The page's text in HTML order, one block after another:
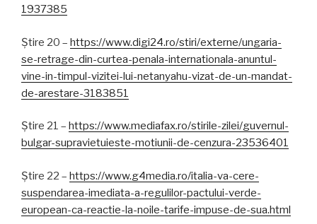
1937385
Știre 20 – https://www.digi24.ro/stiri/externe/ungaria-
se-retrage-din-curtea-penala-internationala-anuntul-
vine-in-timpul-vizitei-lui-netanyahu-vizat-de-un-mandat-
de-arestare-3183851
Știre 21 – https://www.mediafax.ro/stirile-zilei/guvernul-
bulgar-supravietuieste-motiunii-de-cenzura-23536401
Știre 22 – https://www.g4media.ro/italia-va-cere-
suspendarea-imediata-a-regulilor-pactului-verde-
european-ca-reactie-la-noile-tarife-impuse-de-sua.html